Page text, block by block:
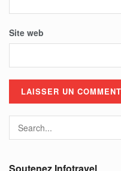
Site web
Soutenez Infotravel